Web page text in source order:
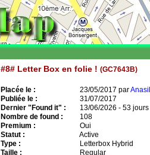
#8# Letter Box en folie ! (GC7643B)
Placée le : 23/05/2017 par
Publiée le :
31/07/2017
Dernier "Found it" :
13/06/2026 - 53 jours
Nombre de found :
108
Premium :
Oui
Statut :
Active
Type :
Letterbox Hybrid
Taille :
Regular